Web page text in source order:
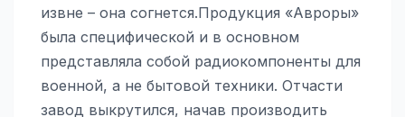
извне – она согнется.Продукция «Авроры»
была специфической и в основном
представляла собой радиокомпоненты для
военной, а не бытовой техники. Отчасти
завод выкрутился, начав производить